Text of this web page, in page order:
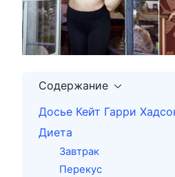
Содержание
Досье Кейт Гарри
Диета
Завтрак
Перекус